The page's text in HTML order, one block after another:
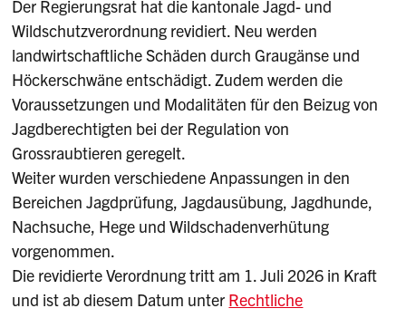
Der Regierungsrat hat die kantonale Jagd- und
Wildschutzverordnung revidiert. Neu werden
landwirtschaftliche Schäden durch Graugänse und
Höckerschwäne entschädigt. Zudem werden die
Voraussetzungen und Modalitäten für den Beizug von
Jagdberechtigten bei der Regulation von
Grossraubtieren geregelt.
Weiter wurden verschiedene Anpassungen in den
Bereichen Jagdprüfung, Jagdausübung, Jagdhunde,
Nachsuche, Hege und Wildschadenverhütung
vorgenommen.
Die revidierte Verordnung tritt am 1. Juli 2026 in Kraft
und ist ab diesem Datum unter Rechtliche